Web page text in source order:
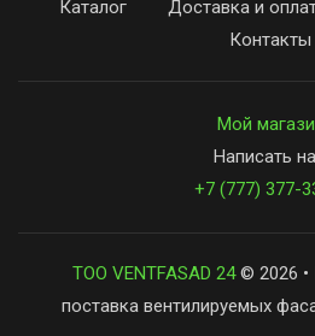
Каталог Доставка и
Контакты
Мой
Написать
+7 (777) 377-
ТОО VENTFASAD 24© 2026 •
поставка вентилируемых